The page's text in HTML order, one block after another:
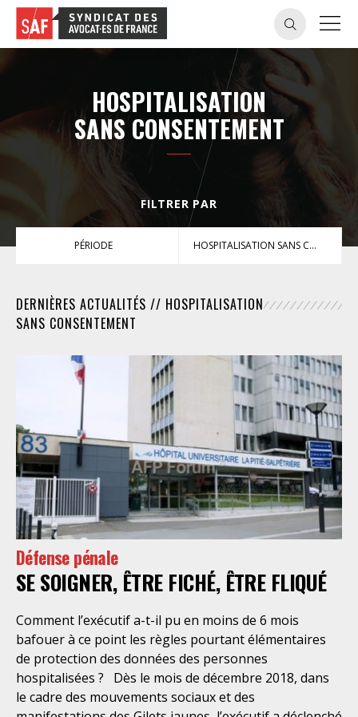
HOSPITALISATION
SANS CONSENTEMENT
FILTRER PAR
PÉRIODE HOSPITALISATION SANS CONSENTEMENT
DERNIÈRES ACTUALITÉS // HOSPITALISATION
SANS CONSENTEMENT
Défense pénale
SE SOIGNER, ÊTRE FICHÉ, ÊTRE FLIQUÉ
Comment l’exécutif a-t-il pu en moins de 6 mois
bafouer à ce point les règles pourtant élémentaires
de protection des données des personnes
hospitalisées ? Dès le mois de décembre 2018, dans
le cadre des mouvements sociaux et des